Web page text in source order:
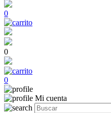
0
0
0
Mi cuenta